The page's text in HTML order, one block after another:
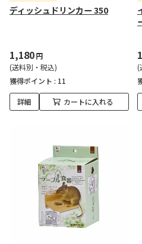
ディッシュドリンカー 350
1,180円
(送料別・税込)
獲得ポイント : 11
詳細 カートに入れる
(